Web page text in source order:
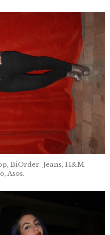
BiOrder. Jeans, H&M.
Asos.